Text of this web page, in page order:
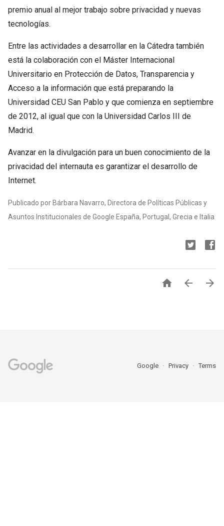
premio anual al mejor trabajo sobre privacidad y nuevas
tecnologías.
Entre las actividades a desarrollar en la Cátedra también
está la colaboración con el Máster Internacional
Universitario en Protección de Datos, Transparencia y
Acceso a la información que está preparando la
Universidad CEU San Pablo y que comienza en septiembre
de 2012, al igual que con la Universidad Carlos III de
Madrid.
Avanzar en la divulgación para un buen conocimiento de la
privacidad del internauta es garantizar el desarrollo de
Internet.
Publicado por Bárbara Navarro, Directora de Políticas Públicas y
Asuntos Institucionales de Google España, Portugal, Grecia e Italia
  
Google Privacy Terms